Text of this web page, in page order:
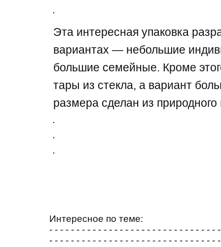
Эта интересная упаковка
вариантах — небольшие
большие семейные. Кроме
тары из стекла, а вариант
размера сделан из
Интересное по теме:
- - - - - - - - - - - - - - - - - - - - - - - - - - - - - - -
- - - - - - - - - - - - - - - - - - - - - - - - - - - - - - -